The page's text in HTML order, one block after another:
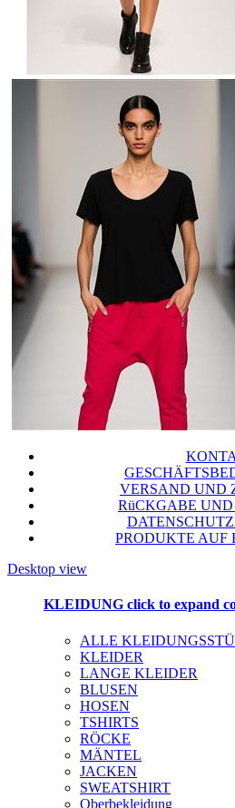
VERSAND UND
RüCKGABE
PRODUKTE AUF
Desktop view
KLEIDUNG click to expand
ALLE
KLEIDER
LANGE KLEIDER
BLUSEN
HOSEN
TSHIRTS
RÖCKE
MÄNTEL
JACKEN
SWEATSHIRT
Oberbekleidung